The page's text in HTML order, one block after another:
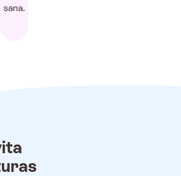
sana.